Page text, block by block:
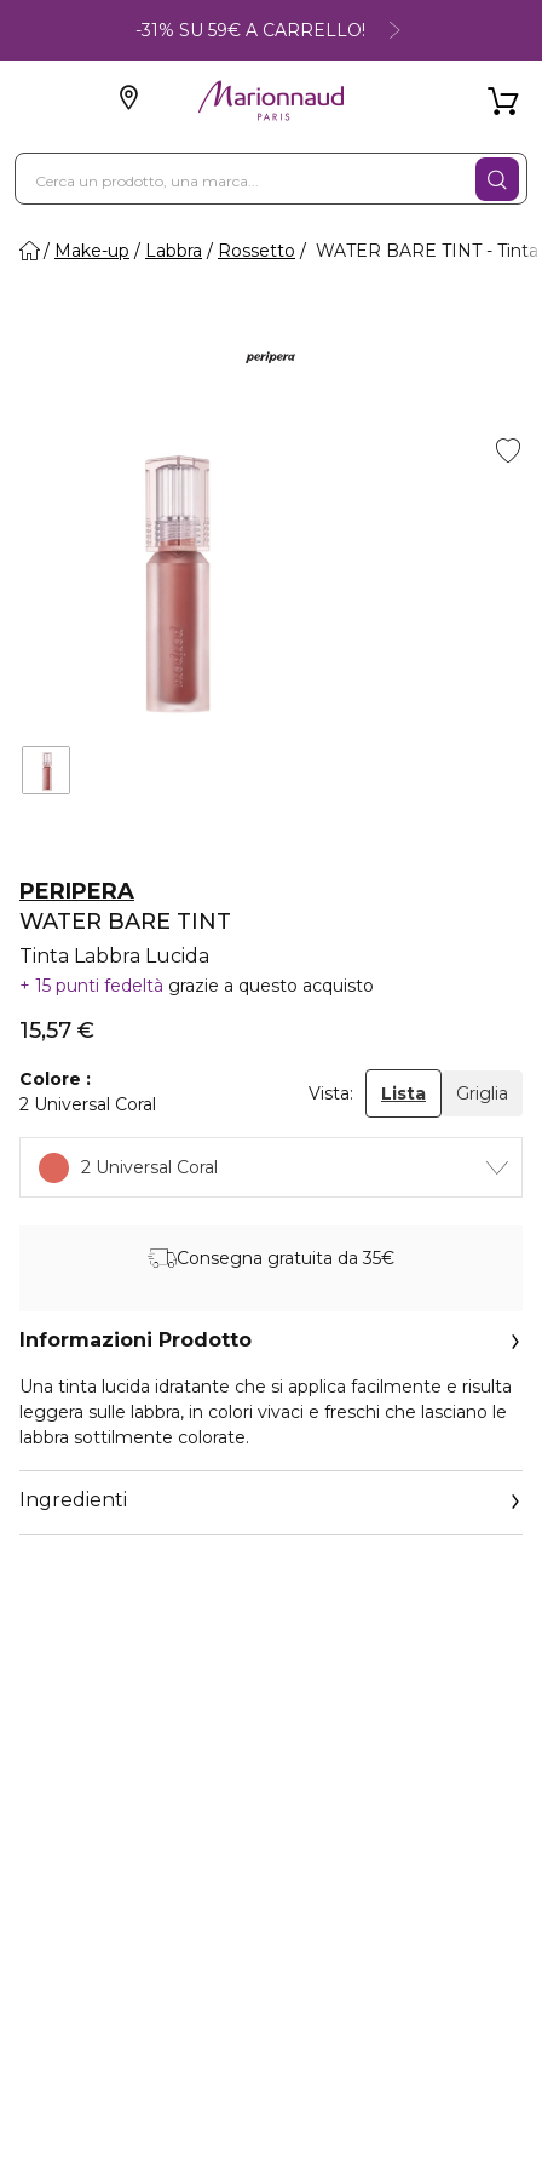
-31% SU 59€ A CARRELLO!
Make-up Labbra Rossetto WATER BARE TINT -
PERIPERA
WATER BARE TINT
Tinta Labbra Lucida
15 punti fedeltà grazie a questo acquisto
15,57 €
Colore
2 Universal Coral
Vista: Lista Griglia
2 Universal Coral
Consegna gratuita da 35€
Informazioni Prodotto
Una tinta lucida idratante che si applica facilmente e risulta
leggera sulle labbra, in colori vivaci e freschi che lasciano le
labbra sottilmente colorate.
Ingredienti